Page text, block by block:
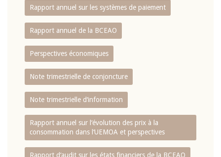
Rapport annuel sur les systèmes de paiement
Rapport annuel de la BCEAO
Perspectives économiques
Note trimestrielle de conjoncture
Note trimestrielle d‘information
Rapport annuel sur l‘évolution des prix à la
consommation dans l‘UEMOA et perspectives
Rapport d‘audit sur les états financiers de la BCEAO